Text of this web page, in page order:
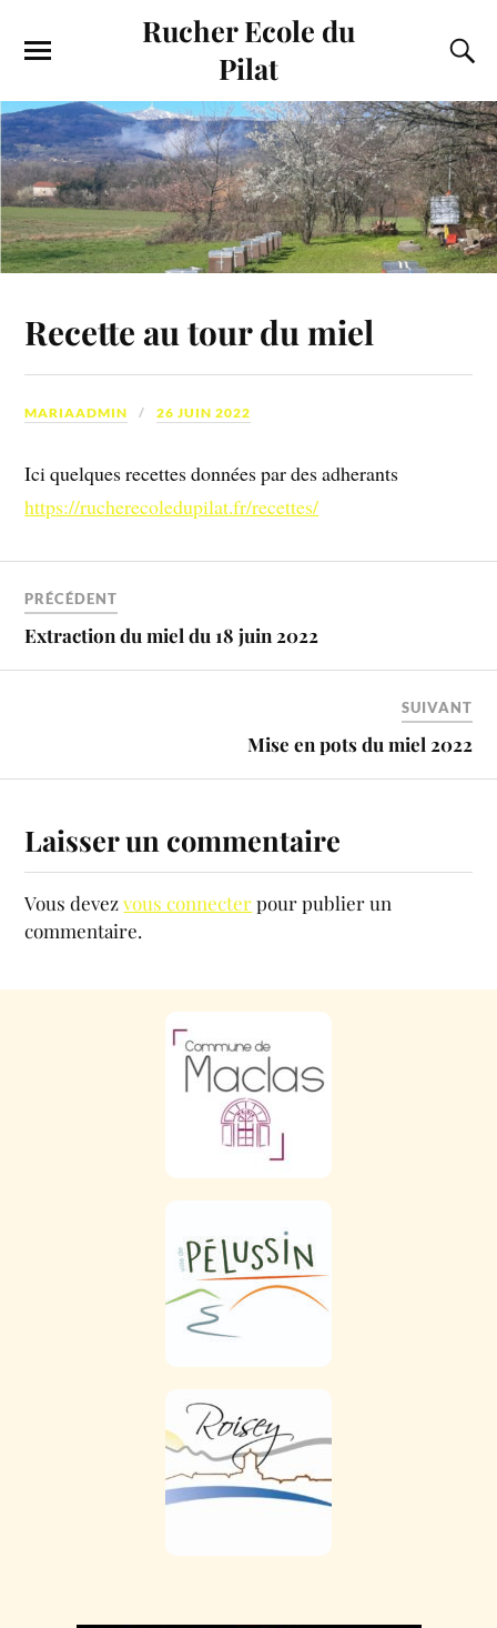
Rucher Ecole du
Pilat
Recette au tour du miel
MARIAADMIN 26 JUIN 2022
Ici quelques recettes données par des adherants
https://rucherecoledupilat.fr/recettes/
PRÉCÉDENT
Extraction du miel du 18 juin 2022
SUIVANT
Mise en pots du miel 2022
Laisser un commentaire
Vous devezvous connecterpour publier un
commentaire.